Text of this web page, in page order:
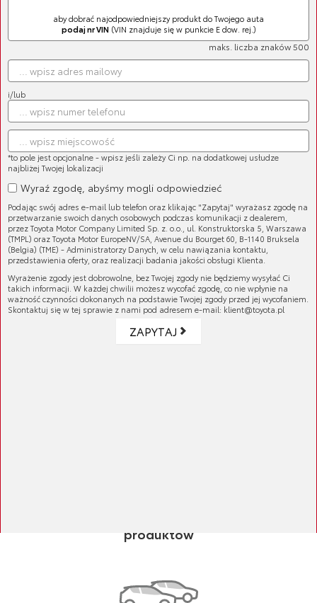
Cena brutto:227,55 zł
Cena netto:185,00 zł
Miska dla psa/kota
Cena brutto:67,65 zł
Cena netto:55,00 zł
produktów
maks. liczba znaków 500
aby dobrać najodpowiedniejszy produkt do Twojego auta
podaj nr VIN(VIN znajduje się w punkcie E dow. rej.)
i/lub
*to pole jest opcjonalne - wpisz jeśli zależy Ci np. na dodatkowej usłudze
najbliżej Twojej lokalizacji
Wyraź zgodę, abyśmy mogli odpowiedzieć
Podając swój adres e-mail lub telefon oraz klikając "Zapytaj" wyrażasz zgodę na
przetwarzanie swoich danych osobowych podczas komunikacji z dealerem,
przez Toyota Motor Company Limited Sp. z. o.o., ul. Konstruktorska 5, Warszawa
(TMPL) oraz Toyota Motor EuropeNV/SA, Avenue du Bourget 60, B-1140 Bruksela
(Belgia) (TME) - Administratorzy Danych, w celu nawiązania kontaktu,
przedstawienia oferty, oraz realizacji badania jakości obsługi Klienta.
Wyrażenie zgody jest dobrowolne, bez Twojej zgody nie będziemy wysyłać Ci
takich informacji. W każdej chwilii możesz wycofać zgodę, co nie wpłynie na
ważność czynności dokonanych na podstawie Twojej zgody przed jej wycofaniem.
Skontaktuj się w tej sprawie z nami pod adresem e-mail: klient@toyota.pl
ZAPYTAJ